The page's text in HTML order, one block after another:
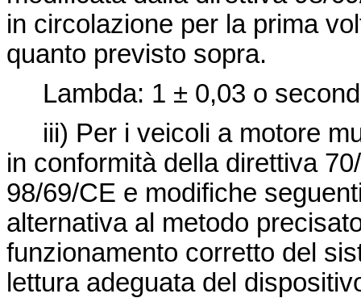
in circolazione per la prima
quanto previsto sopra.
Lambda: 1 ± 0,03 o
iii) Per i veicoli a motore
in conformità della direttiva
98/69/CE e modifiche
alternativa al metodo
funzionamento corretto del
lettura adeguata del